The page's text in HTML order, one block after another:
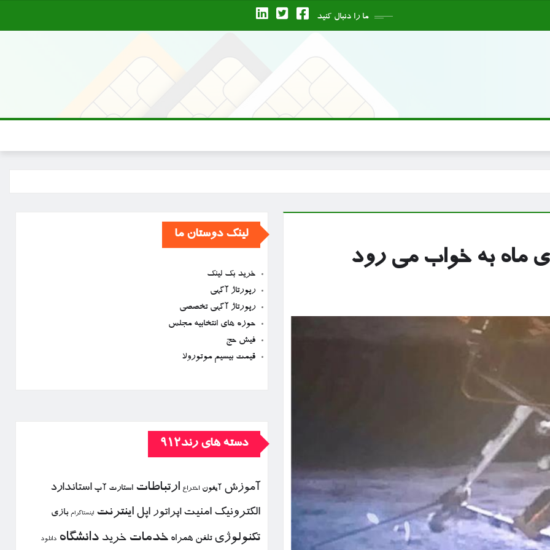
ما را دنبال کنید
ماه به خواب می رود
لینک دوستان ما
خرید بک لینک
رپورتاژ آگهی
رپورتاژ آگهی تخصصی
حوزه های انتخابیه مجلس
فیش حج
قیمت بیسیم موتورولا
دسته های رند912
آموزش آیفون اختراع ارتباطات استارت آپ استاندارد
الكترونیك امنیت اپراتور اپل اینترنت اینستاگرام بازی
تكنولوژی تلفن همراه خدمات خرید دانشگاه دانلود